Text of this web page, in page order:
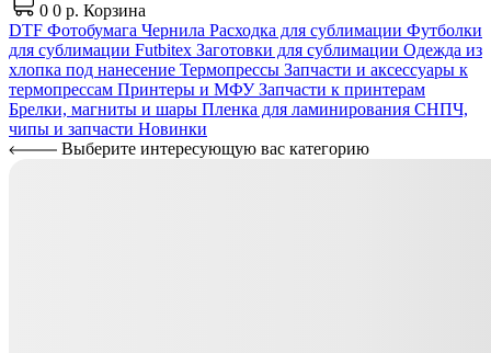
0 0 р. Корзина
DTF Фотобумага Чернила Расходка для сублимации Футболки
для сублимации Futbitex Заготовки для сублимации Одежда из
хлопка под нанесение Термопрессы Запчасти и аксессуары к
термопрессам Принтеры и МФУЗапчасти к принтерам
Брелки, магниты и шары Пленка для ламинирования СНПЧ,
чипы и запчасти Новинки
Выберите интересующую вас категорию